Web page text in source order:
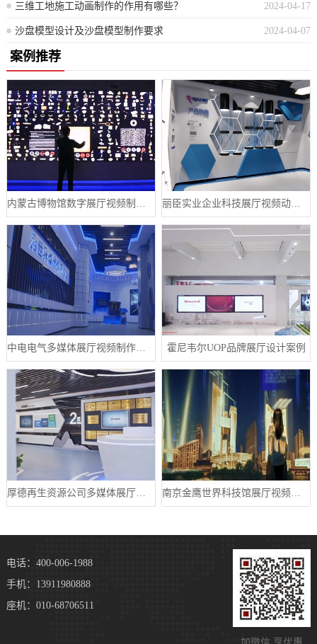
2024-04-17
三维工地施工动画制作的作用有哪些？
2024-04-07
沙盘模型设计及沙盘模型制作要求
案例推荐
中电电气多媒体展厅视频制作案例 霍尼韦尔UOP品牌展厅设计案例
厚德再生资源公司多媒体展厅设计案例
电话：400-006-1988
手机：13911980888
座机：010-68706511